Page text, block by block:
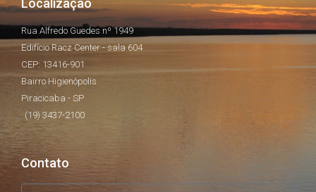
Localização
Rua Alfredo Guedes nº 1949
Edifício Racz Center - sala 604
CEP: 13416-901
Bairro Higienópolis
Piracicaba - SP
(19) 3437-2100
Contato